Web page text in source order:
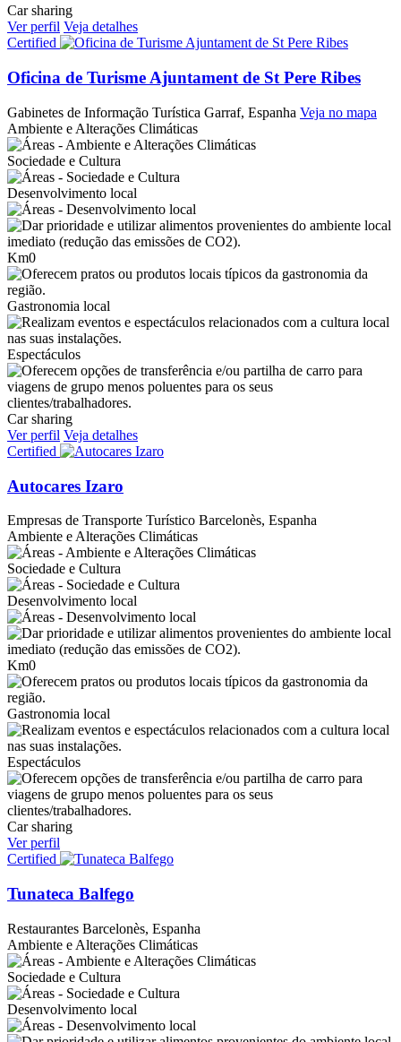
Car sharing
Ver perfil Veja detalhes
Certified
Oficina de Turisme Ajuntament de St Pere Ribes
Gabinetes de Informação Turística Garraf, Espanha Veja no mapa
Ambiente e Alterações Climáticas
Sociedade e Cultura
Desenvolvimento local
Km0
Gastronomia local
Espectáculos
Car sharing
Ver perfil Veja detalhes
Certified
Autocares Izaro
Empresas de Transporte Turístico Barcelonès, Espanha
Ambiente e Alterações Climáticas
Sociedade e Cultura
Desenvolvimento local
Km0
Gastronomia local
Espectáculos
Car sharing
Ver perfil
Certified
Tunateca Balfego
Restaurantes Barcelonès, Espanha
Ambiente e Alterações Climáticas
Sociedade e Cultura
Desenvolvimento local